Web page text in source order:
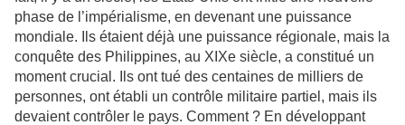
phase de l’impérialisme, en devenant une puissance
mondiale. Ils étaient déjà une puissance régionale, mais la
conquête des Philippines, au XIXe siècle, a constitué un
moment crucial. Ils ont tué des centaines de milliers de
personnes, ont établi un contrôle militaire partiel, mais ils
devaient contrôler le pays. Comment ? En développant